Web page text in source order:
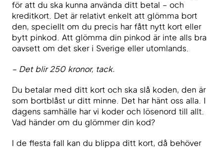
för att du ska kunna använda ditt betal – och
kreditkort. Det är relativt enkelt att glömma bort
den, speciellt om du precis har fått nytt kort eller
bytt pinkod. Att glömma din pinkod är inte alls bra
oavsett om det sker i Sverige eller utomlands.
– Det blir 250 kronor, tack.
Du betalar med ditt kort och ska slå koden, den är
som bortblåst ur ditt minne. Det har hänt oss alla. I
dagens samhälle har vi koder och lösenord till allt.
Vad händer om du glömmer din kod?
I de flesta fall kan du blippa ditt kort, då behöver